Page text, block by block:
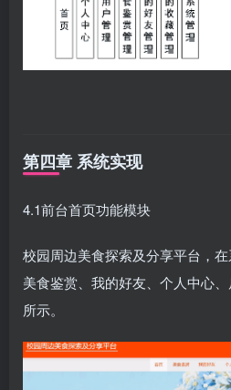
第四章 系统实现
4.1前台首页功能模块
校园周边美食探索及分享平台，在
美食鉴赏、我的好友、个人中心
所示。